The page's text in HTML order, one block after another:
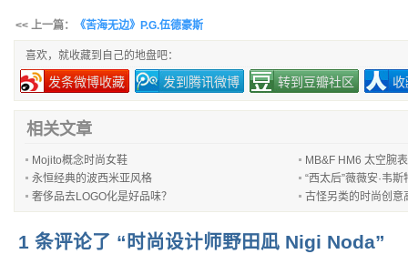
<< 上一篇： 《苦海无边》P.G.伍德豪斯
喜欢，就收藏到自己的地盘吧：
发条微博收藏 发到腾讯微博 转到豆瓣社区
相关文章
Mojito概念时尚女鞋
MB&F HM6 太空腕表
永恒经典的波西米亚风格
“西太后”薇薇安·韦
奢侈品去LOGO化是好品味？
古怪另类的时尚创意
1 条评论了 “时尚设计师野田凪 Nigi Noda”